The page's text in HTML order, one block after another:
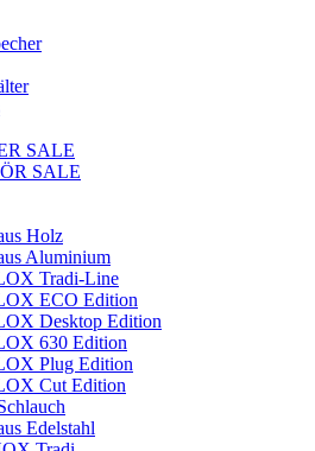
SALE
SALE
Holz
Aluminium
Tradi-Line
ECO Edition
Desktop Edition
630 Edition
Plug Edition
Cut Edition
Edelstahl